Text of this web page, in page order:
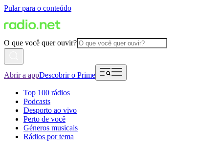
Pular para o conteúdo
O que você quer ouvir?
Abrir a appDescobrir o Prime
Top 100 rádios
Podcasts
Desporto ao vivo
Perto de você
Géneros musicais
Rádios por tema